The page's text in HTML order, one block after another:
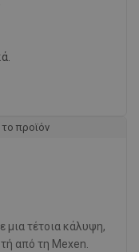
προϊόν
μια τέτοια κάλυψη,
από τη Mexen.